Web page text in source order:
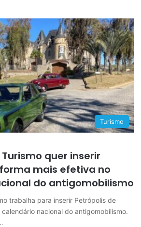
Turismo
quer inserir
mais efetiva no
do antigomobilismo
trabalha para inserir Petrópolis de
nacional do antigomobilismo.